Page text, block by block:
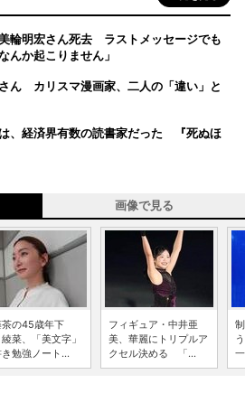
輪明宏さん死去 ラストメッセージでも
か起こりません」
ん カリスマ漫画家、二人の「違い」と
、経済界有数の読書家だった 『死ぬほ
画像で見る
茶の45歳年下
菜、「美文字」
勉強ノート...
フィギュア・中井亜
美、華麗にトリプルア
クセル決める 「...